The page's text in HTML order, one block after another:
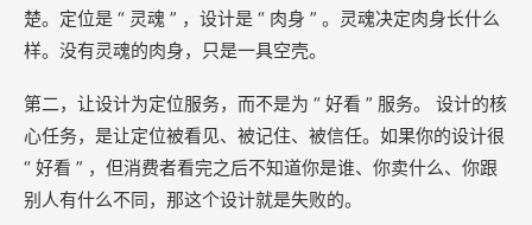
楚。定位是 “ 灵魂 ” ，设计是 “ 肉身 ” 。灵魂决定肉身长什么
样。没有灵魂的肉身，只是一具空壳。
第二，让设计为定位服务，而不是为 “ 好看 ” 服务。 设计的核
心任务，是让定位被看见、被记住、被信任。如果你的设计很
“ 好看 ” ，但消费者看完之后不知道你是谁、你卖什么、你跟
别人有什么不同，那这个设计就是失败的。